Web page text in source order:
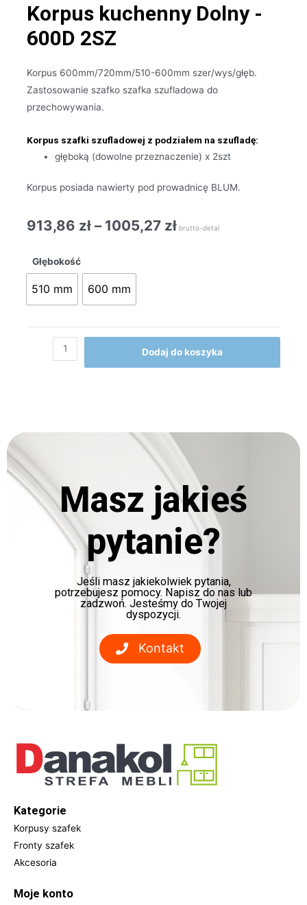
Korpus kuchenny Dolny -
600D 2SZ
Korpus 600mm/720mm/510-600mm szer/wys/głęb.
Zastosowanie szafko szafka szufladowa do
przechowywania.
Korpus szafki szufladowej z podziałem na szufladę:
głęboką (dowolne przeznaczenie) x 2szt
Korpus posiada nawierty pod prowadnicę BLUM.
913,86 zł– 1005,27 złbrutto-detal
Głębokość
510 mm 600 mm
Dodaj do koszyka
Masz jakieś
pytanie?
Jeśli masz jakiekolwiek pytania,
potrzebujesz pomocy. Napisz do nas lub
zadzwoń. Jesteśmy do Twojej
dyspozycji.
Kontakt
Kategorie
Korpusy szafek
Fronty szafek
Akcesoria
Moje konto